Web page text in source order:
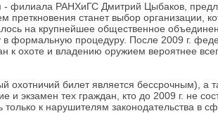
- филиала РАНХиГС Дмитрий Цыбаков,
станет выбор организации,
на крупнейшее общественное
в формальную процедуру. После 2009 г.
к охоте и владению оружием вероятнее
билет является бессрочным), а
экзамен тех граждан, кто до 2009 г. не
к нарушителям законодательства в